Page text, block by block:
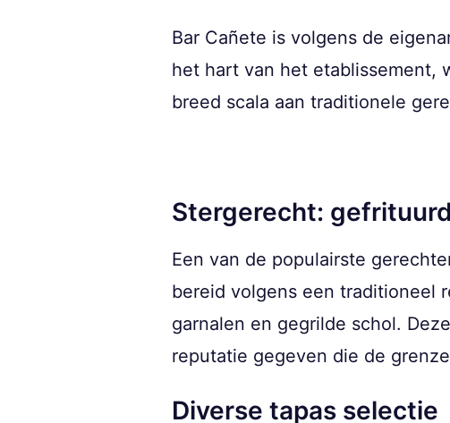
Bar Cañete is volgens de
het hart van het etablissement,
breed scala aan traditionele
Stergerecht:
Een van de populairste
bereid volgens een traditioneel
garnalen en gegrilde schol.
reputatie gegeven die de
Diverse tapas selectie